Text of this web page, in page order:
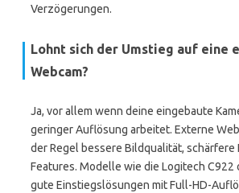
Verzögerungen.
Lohnt sich der Umstieg auf eine
Webcam?
Ja, vor allem wenn deine eingebaute
geringer Auflösung arbeitet. Externe
der Regel bessere Bildqualität, schärfere
Features. Modelle wie die Logitech C922
gute Einstiegslösungen mit Full-HD-